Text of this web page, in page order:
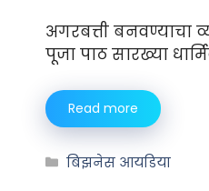
अगरबत्ती बनवण्याचा
पूजा पाठ सारख्या
Read more
बिझनेस आयडिया